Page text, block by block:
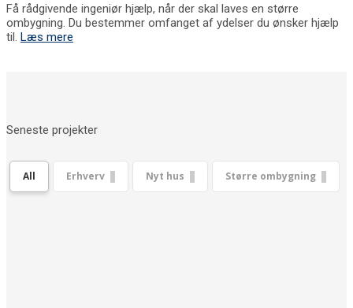
Få rådgivende ingeniør hjælp, når der skal laves en større
ombygning. Du bestemmer omfanget af ydelser du ønsker hjælp
til. Læs mere
Seneste projekter
All Erhverv Nyt hus Større ombygning